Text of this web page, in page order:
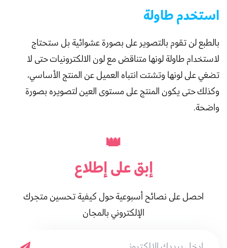
استخدم طاولة
بالطبع لن تقوم بالتصوير على بصورة عشوائية بل ستحتاج
لاستخدام طاولة لونها متناقض مع لون الالكترونيات حتى لا
تضغي على لونها وتشتت انتباه العميل عن المنتج الأساسي،
وكذلك حتى يكون المنتج على مستوى العين لتصويره بصورة
واضحة.
👑
إبق علىإطلاع
احصل على نصائح أسبوعية حول كيفية تحسين متجرك
الإلكتروني بالمجان